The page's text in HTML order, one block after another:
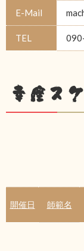
E-Mail
TEL
幸座ス
開催日 師範名